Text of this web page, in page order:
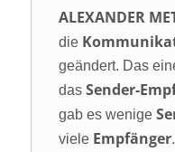
ALEXANDER
die
geändert. Das
das Sender-
gab es wenige
viele Empfänger